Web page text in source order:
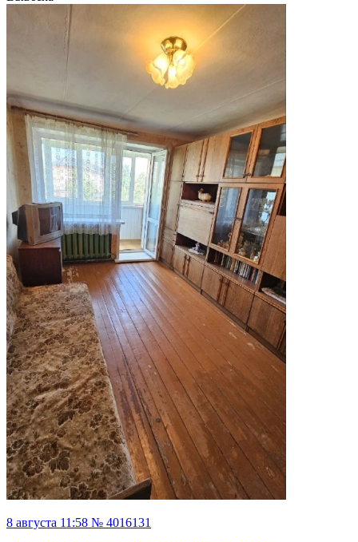
8 августа 11:58 № 4016131